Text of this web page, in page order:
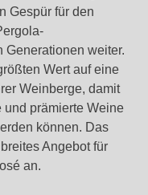
Gespür für den
Generationen weiter.
Wert auf eine
Weinberge, damit
und prämierte Weine
können. Das
Angebot für
an.